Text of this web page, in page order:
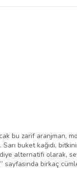
bu zarif aranjman,
Sarı buket kağıdı,
alternatifi olarak,
sayfasında birkaç